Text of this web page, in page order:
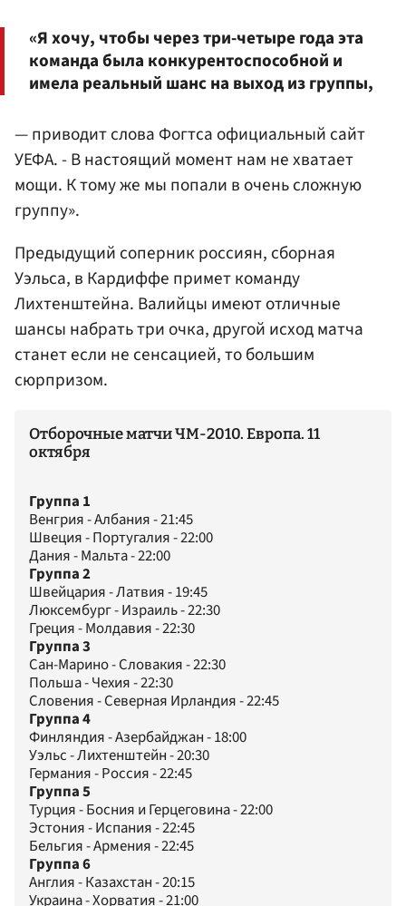
«Я хочу, чтобы через три-четыре года эта
команда была конкурентоспособной и
имела реальный шанс на выход из группы,
— приводит слова Фогтса официальный сайт
УЕФА. - В настоящий момент нам не хватает
мощи. К тому же мы попали в очень сложную
группу».
Предыдущий соперник россиян, сборная
Уэльса, в Кардиффе примет команду
Лихтенштейна. Валийцы имеют отличные
шансы набрать три очка, другой исход матча
станет если не сенсацией, то большим
сюрпризом.
Отборочные матчи ЧМ-2010. Европа. 11
октября
Группа 1
Венгрия - Албания - 21:45
Швеция - Португалия - 22:00
Дания - Мальта - 22:00
Группа 2
Швейцария - Латвия - 19:45
Люксембург - Израиль - 22:30
Греция - Молдавия - 22:30
Группа 3
Сан-Марино - Словакия - 22:30
Польша - Чехия - 22:30
Словения - Северная Ирландия - 22:45
Группа 4
Финляндия - Азербайджан - 18:00
Уэльс - Лихтенштейн - 20:30
Германия - Россия - 22:45
Группа 5
Турция - Босния и Герцеговина - 22:00
Эстония - Испания - 22:45
Бельгия - Армения - 22:45
Группа 6
Англия - Казахстан - 20:15
Украина - Хорватия - 21:00